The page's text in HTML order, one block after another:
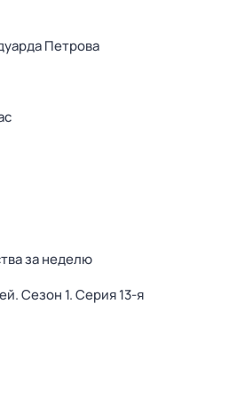
Петрова
за неделю
. Сезон 1. Серия 13-я